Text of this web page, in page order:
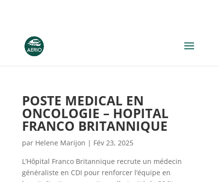
POSTE MEDICAL EN
ONCOLOGIE – HOPITAL
FRANCO BRITANNIQUE
par Helene Marijon | Fév 23, 2025
L’Hôpital Franco Britannique recrute un médecin
généraliste en CDI pour renforcer l’équipe en